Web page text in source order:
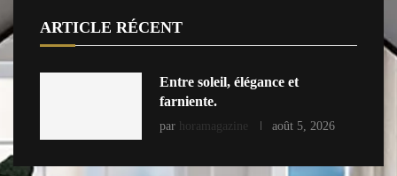
ARTICLE RÉCENT
Entre soleil, élégance et
farniente.
par horamagazine août 5, 2026